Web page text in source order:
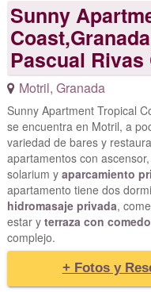
Sunny
Pascual Rivas
Motril, Granada
Sunny Apartment Tropical
se encuentra en Motril, a
variedad de bares y
apartamentos con ascensor,
solarium y aparcamiento
apartamento tiene dos
hidromasaje privada,
estar y terraza con
complejo.
+ Fotos y